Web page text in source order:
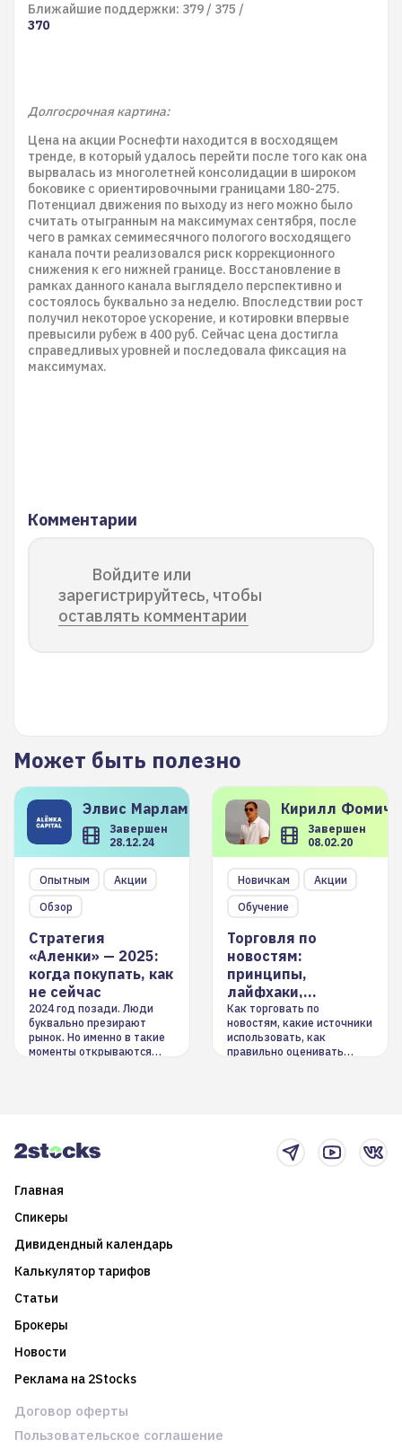
Ближайшие поддержки: 379 / 375 /
370
Долгосрочная картина:
Цена на акции Роснефти находится в восходящем
тренде, в который удалось перейти после того как она
вырвалась из многолетней консолидации в широком
боковике с ориентировочными границами 180-275.
Потенциал движения по выходу из него можно было
считать отыгранным на максимумах сентября, после
чего в рамках семимесячного пологого восходящего
канала почти реализовался риск коррекционного
снижения к его нижней границе. Восстановление в
рамках данного канала выглядело перспективно и
состоялось буквально за неделю. Впоследствии рост
получил некоторое ускорение, и котировки впервые
превысили рубеж в 400 руб. Сейчас цена достигла
справедливых уровней и последовала фиксация на
максимумах.
Комментарии
Войдите или
зарегистрируйтесь, чтобы
оставлять комментарии
Может быть полезно
Элвис Марламов
Завершен
28.12.24
Опытным
Акции
Обзор
Стратегия
«Аленки» — 2025:
когда покупать, как
не сейчас
2024 год позади. Люди
буквально презирают
рынок. Но именно в такие
моменты открываются
Кирилл
Завершен
08.02.20
Новичкам
Акции
Обучение
Торговля по
новостям:
принципы,
лайфхаки,
инструменты
Как торговать по
новостям, какие источники
использовать, как
правильно оценивать
Главная
Спикеры
Дивидендный календарь
Калькулятор тарифов
Статьи
Брокеры
Новости
Реклама на 2Stocks
Договор оферты
Пользовательское соглашение